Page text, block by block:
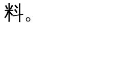
料。